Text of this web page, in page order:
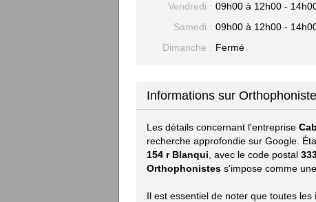
Vendredi : 09h00 à 12h00 -
Samedi : 09h00 à 12h00 -
Dimanche : Fermé
Informations sur
Les détails concernant l'entreprise
recherche approfondie sur Google.
154 r Blanqui , avec le code postal
Orthophonistes s'impose comme
Il est essentiel de noter que toutes